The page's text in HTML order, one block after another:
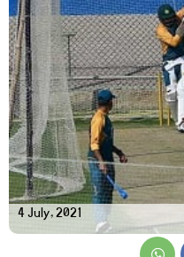
4 July, 2021